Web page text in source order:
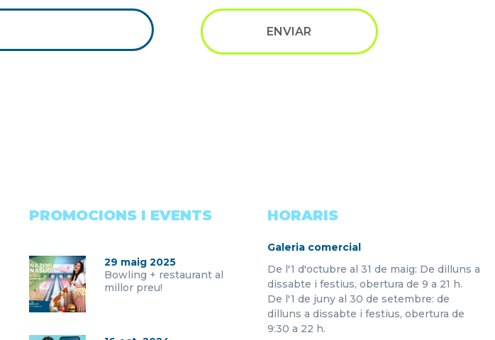
PROMOCIONS I EVENTS
29 maig 2025
Bowling + restaurant al
millor preu!
HORARIS
Galeria comercial
De l'1 d'octubre al 31 de maig: De dilluns a
dissabte i festius, obertura de 9 a 21 h.
De l'1 de juny al 30 de setembre: de
dilluns a dissabte i festius, obertura de
9:30 a 22 h.